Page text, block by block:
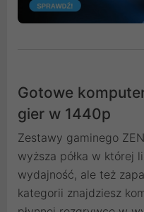
Gotowe
gier w 1440p
Zestawy gaminego
wyższa półka w której
wydajność, ale też
kategorii znajdziesz